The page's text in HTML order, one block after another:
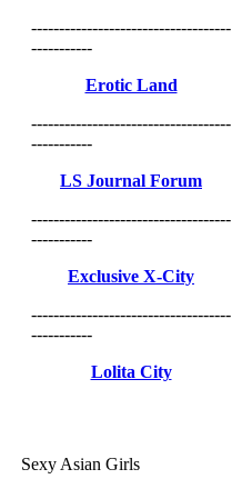
------------------------------------
-----------
Erotic Land
------------------------------------
-----------
LS Journal Forum
------------------------------------
-----------
Exclusive X-City
------------------------------------
-----------
Lolita City
Sexy Asian Girls